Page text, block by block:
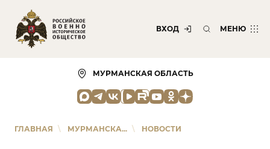
ВХОД МЕНЮ
МУРМАНСКАЯ ОБЛАСТЬ
ГЛАВНАЯ \ МУРМАНСКА... \ НОВОСТИ